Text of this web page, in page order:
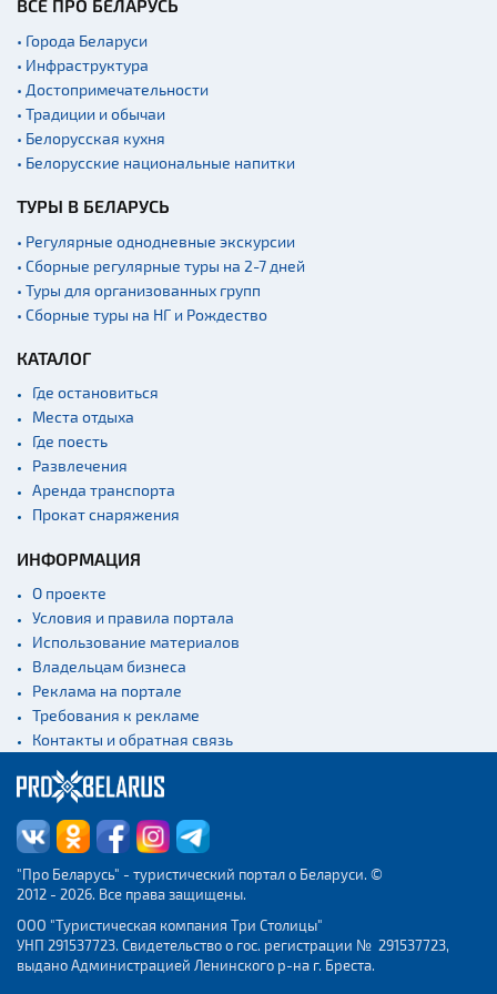
Спортинг-клубы и тиры
Ратуши
Родовые усадьбы
Садово-парковая
Памятники
Памятники известным
людям
Кладбище
Театры
Концертные залы
Начало и окончание
экскурсий: г. Минск
Спортивные
Веломаршруты
Аэропорты
Железнодорожные
вокзалы
ВСЁ ПРО БЕЛАРУСЬ
• Города Беларуси
• Инфраструктура
• Достопримечательности
• Традиции и обычаи
• Белорусская кухня
• Белорусские национальные напитки
ТУРЫ В БЕЛАРУСЬ
• Регулярные однодневные экскурсии
• Сборные регулярные туры на 2-7 дней
• Туры для организованных групп
• Сборные туры на НГ и Рождество
КАТАЛОГ
Где остановиться
Места отдыха
Где поесть
Развлечения
Аренда транспорта
Прокат снаряжения
ИНФОРМАЦИЯ
О проекте
Условия и правила портала
Использование материалов
Владельцам бизнеса
Реклама на портале
Требования к рекламе
Контакты и обратная связь
"Про Беларусь" - туристический портал о Беларуси. ©
2012 - 2026. Все права защищены.
ООО "Туристическая компания Три Столицы"
УНП 291537723. Свидетельство о гос. регистрации № 291537723,
выдано Администрацией Ленинского р-на г. Бреста.